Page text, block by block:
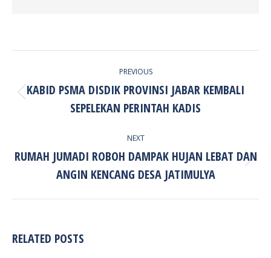
PREVIOUS
Previous
post:
KABID PSMA DISDIK PROVINSI JABAR KEMBALI
SEPELEKAN PERINTAH KADIS
NEXT
Next
post:
RUMAH JUMADI ROBOH DAMPAK HUJAN LEBAT DAN
ANGIN KENCANG DESA JATIMULYA
RELATED POSTS